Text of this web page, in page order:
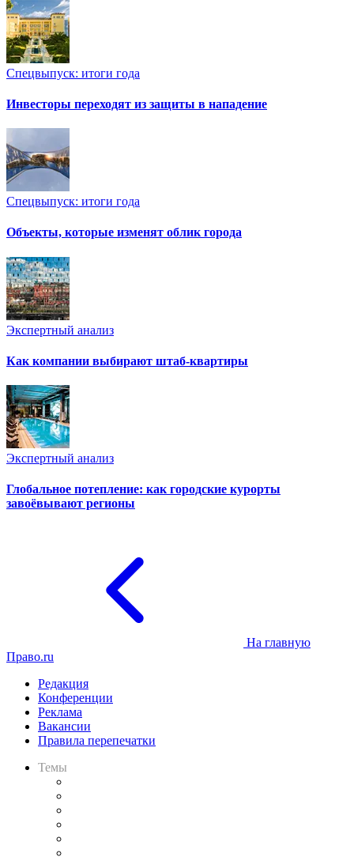
Спецвыпуск: итоги года
Инвесторы переходят из защиты в нападение
Спецвыпуск: итоги года
Объекты, которые изменят облик города
Экспертный анализ
Как компании выбирают штаб-квартиры
Экспертный анализ
Глобальное потепление: как городские курорты
завоёвывают регионы
На главную
Право.ru
Редакция
Конференции
Реклама
Вакансии
Правила перепечатки
Темы